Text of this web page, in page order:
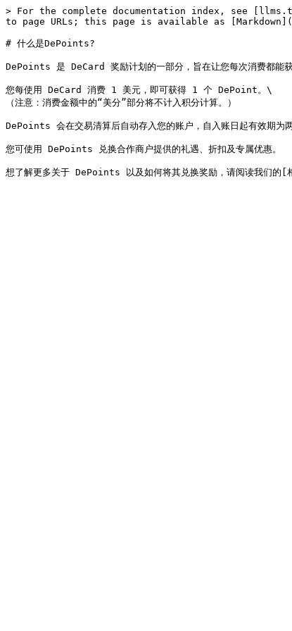
> For the complete documentation index, see
to page URLs; this page is available as
# 什么是DePoints?
DePoints 是 DeCard 奖励计划的一部分，旨在让您每次消费都能获
您每使用 DeCard 消费 1 美元，即可获得 1 个 DePoint。\
（注意：消费金额中的“美分”部分将不计入积分计算。）
DePoints 会在交易清算后自动存入您的账户，自入账日起有效期为两
您可使用 DePoints 兑换合作商户提供的礼遇、折扣及专属优惠。